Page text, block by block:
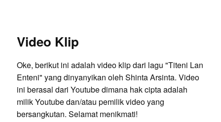
Video Klip
Oke, berikut ini adalah video klip dari lagu "Titeni Lan
Enteni" yang dinyanyikan oleh Shinta Arsinta. Video
ini berasal dari Youtube dimana hak cipta adalah
milik Youtube dan/atau pemilik video yang
bersangkutan. Selamat menikmati!